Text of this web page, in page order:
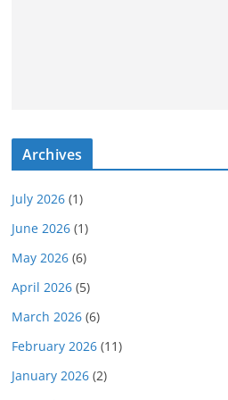
Archives
July 2026 (1)
June 2026 (1)
May 2026 (6)
April 2026 (5)
March 2026 (6)
February 2026 (11)
January 2026 (2)